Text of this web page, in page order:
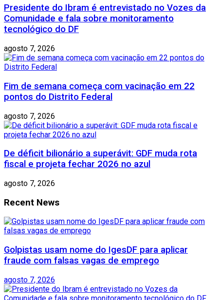
Presidente do Ibram é entrevistado no Vozes da
Comunidade e fala sobre monitoramento
tecnológico do DF
agosto 7, 2026
Fim de semana começa com vacinação em 22
pontos do Distrito Federal
agosto 7, 2026
De déficit bilionário a superávit: GDF muda rota
fiscal e projeta fechar 2026 no azul
agosto 7, 2026
Recent News
Golpistas usam nome do IgesDF para aplicar
fraude com falsas vagas de emprego
agosto 7, 2026